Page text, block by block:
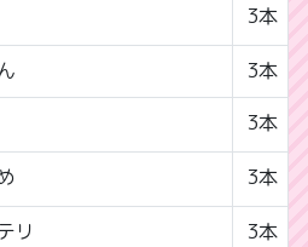
3本
3本
3本
3本
リ 3本